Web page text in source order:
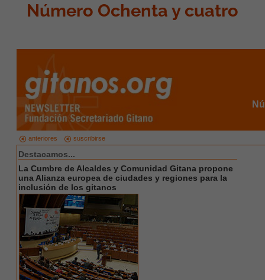
Número Ochenta y cuatro
anteriores suscribirse
Destacamos...
La Cumbre de Alcaldes y Comunidad Gitana propone
una Alianza europea de ciudades y regiones para la
inclusión de los gitanos